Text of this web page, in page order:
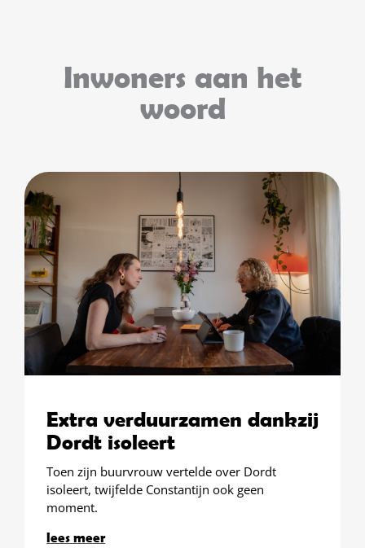
Inwoners aan het
woord
Extra verduurzamen dankzij
Dordt isoleert
Toen zijn buurvrouw vertelde over Dordt
isoleert, twijfelde Constantijn ook geen
moment.
lees meer